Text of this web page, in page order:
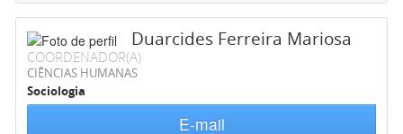
Duarcides Ferreira Mariosa
COORDENADOR(A)
CIÊNCIAS HUMANAS
Sociologia
E-mail